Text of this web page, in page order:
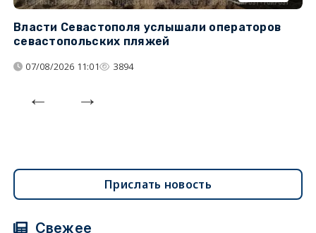
Власти Севастополя услышали операторов
севастопольских пляжей
07/08/2026 11:01 3894
Прислать новость
Свежее